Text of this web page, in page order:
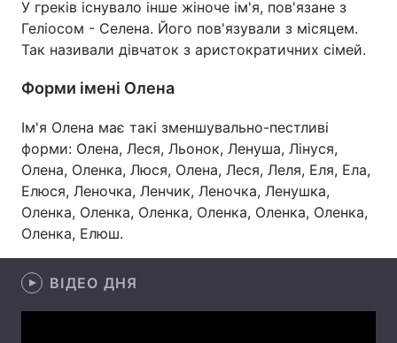
Зброя Інциденти
Здоров'я Туризм
Цікавинки
Екологія Регіони
Лонгріди
Відео з Youtube Статті
Архів
У греків існувало інше жіноче ім'я, пов'язане з
Геліосом - Селена. Його пов'язували з місяцем.
Так називали дівчаток з аристократичних сімей.
Форми імені Олена
Ім'я Олена має такі зменшувально-пестливі
форми: Олена, Леся, Льонок, Ленуша, Лінуся,
Олена, Оленка, Люся, Олена, Леся, Леля, Еля, Ела,
Елюся, Леночка, Ленчик, Леночка, Ленушка,
Оленка, Оленка, Оленка, Оленка, Оленка, Оленка,
Оленка, Елюш.
ВІДЕО ДНЯ